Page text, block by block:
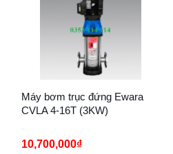
Máy bơm trục đứng Ewara
CVLA 4-16T (3KW)
10,700,000₫